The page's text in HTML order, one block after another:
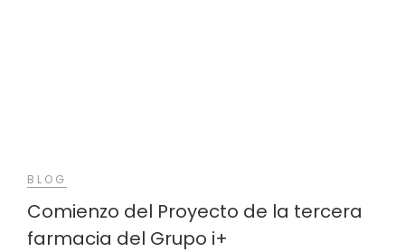
BLOG
Comienzo del Proyecto de la tercera
farmacia del Grupo i+